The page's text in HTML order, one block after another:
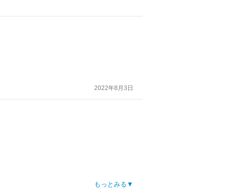
2022年8月3日
だった。月の灯りに照らされた体には無数の
もっとみる▼